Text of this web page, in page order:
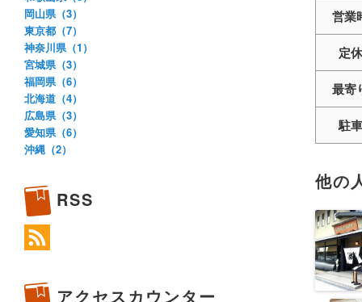
営業
定
最寄
駐
他の
岡山県（3）
東京都（7）
神奈川県（1）
宮城県（3）
福岡県（6）
北海道（4）
広島県（3）
愛知県（6）
沖縄（2）
RSS
アクセスカウンター